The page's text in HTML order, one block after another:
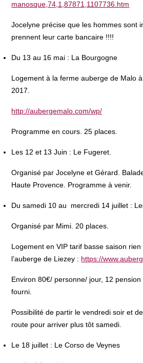
manosque,74,1,87871,1107736.htm
Jocelyne précise que les hommes sont
prennent leur carte bancaire !!!!
Du 13 au 16 mai : La Bourgogne
Logement à la ferme auberge de Malo
2017.
http://aubergemalo.com/wp/
Programme en cours. 25 places.
Les 12 et 13 Juin : Le Fugeret.
Organisé par Jocelyne et Gérard.
Haute Provence. Programme à venir.
Du samedi 10 au mercredi 14 juillet :
Organisé par Mimi. 20 places.
Logement en VIP tarif basse saison
l’auberge de Liezey : https://
Environ 80€/ personne/ jour, 12
fourni.
Possibilité de partir le vendredi soir et
route pour arriver plus tôt samedi.
Le 18 juillet : Le Corso de Veynes